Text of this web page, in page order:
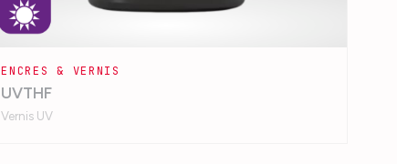
ENCRES & VERNIS
UVTHF
Vernis UV